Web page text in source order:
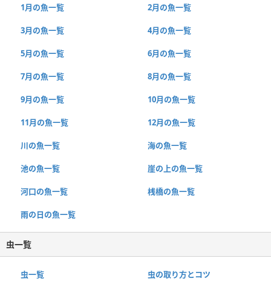
1月の魚一覧 2月の魚一覧
3月の魚一覧 4月の魚一覧
5月の魚一覧 6月の魚一覧
7月の魚一覧 8月の魚一覧
9月の魚一覧 10月の魚一覧
11月の魚一覧 12月の魚一覧
川の魚一覧 海の魚一覧
池の魚一覧 崖の上の魚一覧
河口の魚一覧 桟橋の魚一覧
雨の日の魚一覧
虫一覧
虫一覧 虫の取り方とコツ